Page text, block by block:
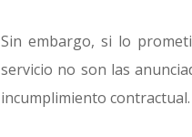
Sin embargo, si lo
servicio no son las
incumplimiento contractual.